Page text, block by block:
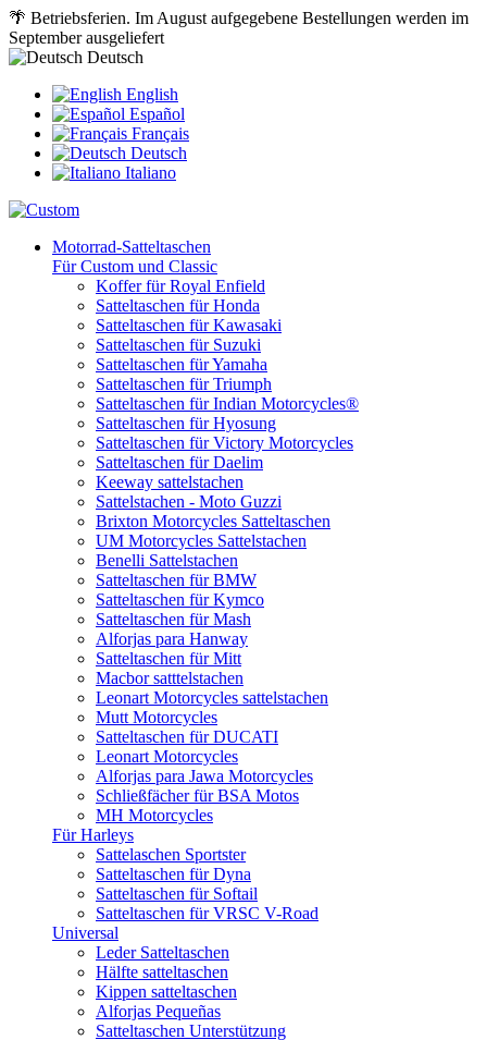
🌴 Betriebsferien. Im August aufgegebene Bestellungen werden im
September ausgeliefert
Deutsch
English
Español
Français
Deutsch
Italiano
Motorrad-Satteltaschen
Für Custom und Classic
Koffer für Royal Enfield
Satteltaschen für Honda
Satteltaschen für Kawasaki
Satteltaschen für Suzuki
Satteltaschen für Yamaha
Satteltaschen für Triumph
Satteltaschen für Indian Motorcycles®
Satteltaschen für Hyosung
Satteltaschen für Victory Motorcycles
Satteltaschen für Daelim
Keeway sattelstachen
Sattelstachen - Moto Guzzi
Brixton Motorcycles Satteltaschen
UM Motorcycles Sattelstachen
Benelli Sattelstachen
Satteltaschen für BMW
Satteltaschen für Kymco
Satteltaschen für Mash
Alforjas para Hanway
Satteltaschen für Mitt
Macbor satttelstachen
Leonart Motorcycles sattelstachen
Mutt Motorcycles
Satteltaschen für DUCATI
Leonart Motorcycles
Alforjas para Jawa Motorcycles
Schließfächer für BSA Motos
MH Motorcycles
Für Harleys
Sattelaschen Sportster
Satteltaschen für Dyna
Satteltaschen für Softail
Satteltaschen für VRSC V-Road
Universal
Leder Satteltaschen
Hälfte satteltaschen
Kippen satteltaschen
Alforjas Pequeñas
Satteltaschen Unterstützung